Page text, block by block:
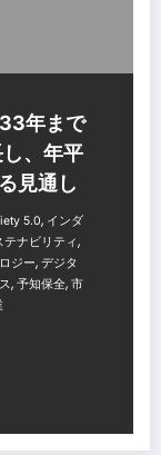
年まで
、年平
見通し
5.0, インダ
テナビリティ,
ジー, デジタ
, 予知保全, 市